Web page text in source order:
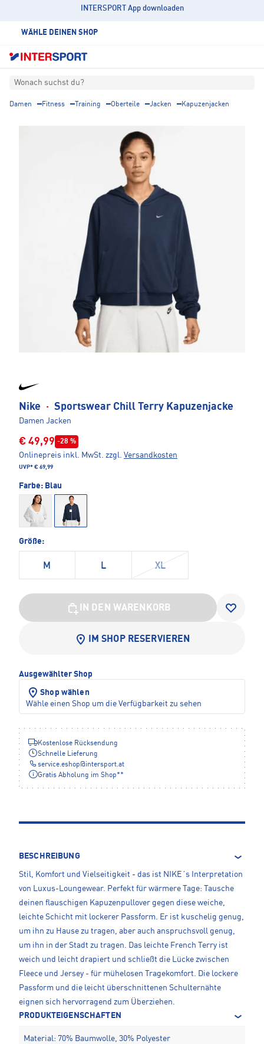
INTERSPORT App downloaden
WÄHLE DEINEN SHOP
Wonach suchst du?
Damen Fitness Training Oberteile Jacken Kapuzenjacken
Nike · Sportswear Chill Terry Kapuzenjacke
Damen Jacken
€ 49,99 -28 %
Onlinepreis inkl. MwSt. zzgl. Versandkosten
UVP* € 69,99
Farbe: Blau
Größe:
M L XL
IN DEN WARENKORB
IM SHOP RESERVIEREN
Ausgewählter Shop
Shop wählen
Wähle einen Shop um die Verfügbarkeit zu sehen
Kostenlose Rücksendung
Schnelle Lieferung
service.eshop@ intersport.at
Gratis Abholung im Shop**
BESCHREIBUNG
Stil, Komfort und Vielseitigkeit - das ist NIKE´s Interpretation
von Luxus-Loungewear. Perfekt für wärmere Tage: Tausche
deinen flauschigen Kapuzenpullover gegen diese weiche,
leichte Schicht mit lockerer Passform. Er ist kuschelig genug,
um ihn zu Hause zu tragen, aber auch anspruchsvoll genug,
um ihn in der Stadt zu tragen. Das leichte French Terry ist
weich und leicht drapiert und schließt die Lücke zwischen
Fleece und Jersey - für mühelosen Tragekomfort. Die lockere
Passform und die leicht überschnittenen Schulternähte
eignen sich hervorragend zum Überziehen.
PRODUKTEIGENSCHAFTEN
Material: 70% Baumwolle, 30% Polyester